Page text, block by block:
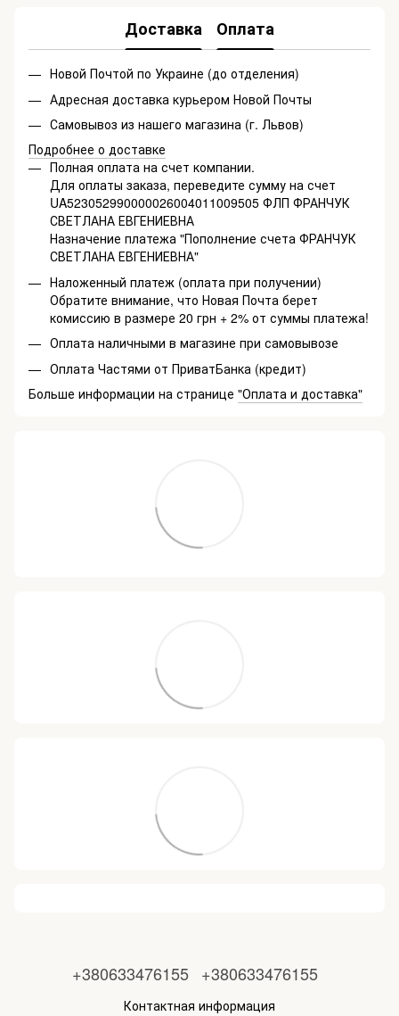
Доставка Оплата
Новой Почтой по Украине (до отделения)
Адресная доставка курьером Новой Почты
Самовывоз из нашего магазина (г. Львов)
Подробнее о доставке
Полная оплата на счет компании.
Для оплаты заказа, переведите сумму на счет
UA523052990000026004011009505 ФЛП ФРАНЧУК
СВЕТЛАНА ЕВГЕНИЕВНА
Назначение платежа "Пополнение счета ФРАНЧУК
СВЕТЛАНА ЕВГЕНИЕВНА"
Наложенный платеж (оплата при получении)
Обратите внимание, что Новая Почта берет
комиссию в размере 20 грн + 2% от суммы платежа!
Оплата наличными в магазине при самовывозе
Оплата Частями от ПриватБанка (кредит)
Больше информации на странице "Оплата и доставка"
+380633476155 +380633476155
Контактная информация